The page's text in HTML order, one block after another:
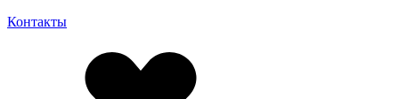
Контакты